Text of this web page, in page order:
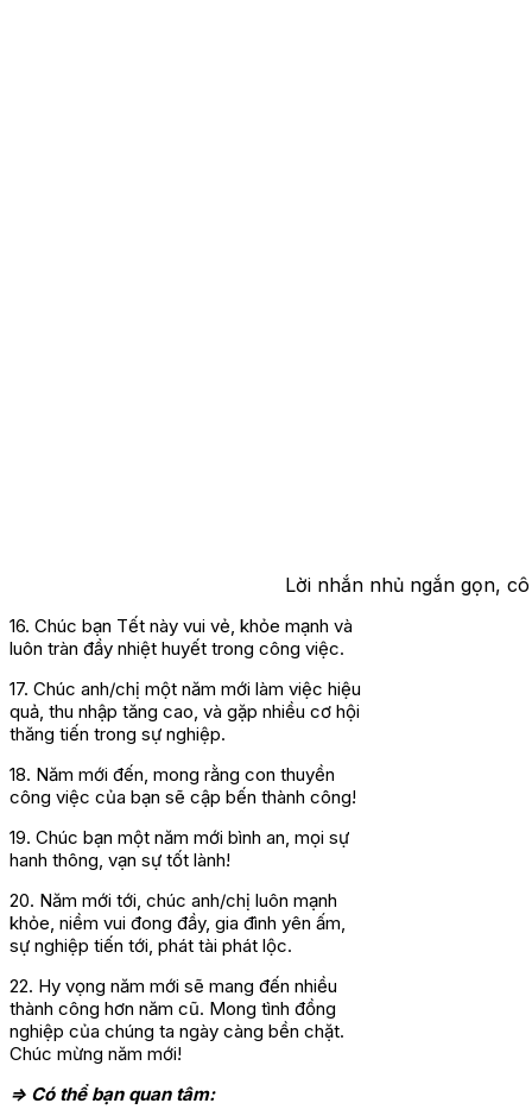
Lời nhắn nhủ ngắn gọn,
16. Chúc bạn Tết này vui vẻ, khỏe mạnh và
luôn tràn đầy nhiệt huyết trong công việc.
17. Chúc anh/chị một năm mới làm việc hiệu
quả, thu nhập tăng cao, và gặp nhiều cơ hội
thăng tiến trong sự nghiệp.
18. Năm mới đến, mong rằng con thuyền
công việc của bạn sẽ cập bến thành công!
19. Chúc bạn một năm mới bình an, mọi sự
hanh thông, vạn sự tốt lành!
20. Năm mới tới, chúc anh/chị luôn mạnh
khỏe, niềm vui đong đầy, gia đình yên ấm,
sự nghiệp tiến tới, phát tài phát lộc.
22. Hy vọng năm mới sẽ mang đến nhiều
thành công hơn năm cũ. Mong tình đồng
nghiệp của chúng ta ngày càng bền chặt.
Chúc mừng năm mới!
=> Có thể bạn quan tâm: